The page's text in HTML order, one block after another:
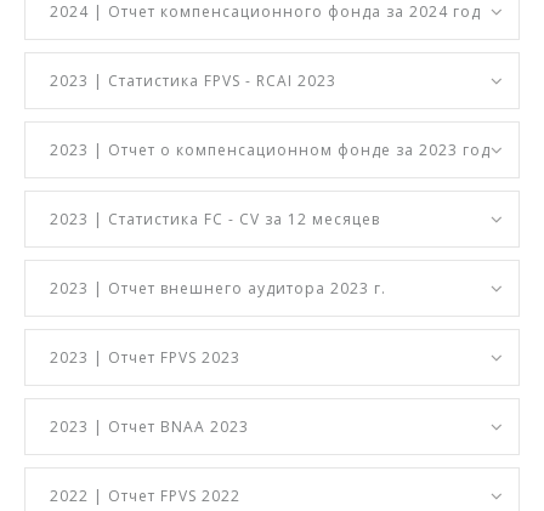
2024 | Отчет компенсационного фонда за 2024 год
2023 | Статистика FPVS - RCAI 2023
2023 | Отчет о компенсационном фонде за 2023 год
2023 | Статистика FC - CV за 12 месяцев
2023 | Отчет внешнего аудитора 2023 г.
2023 | Отчет FPVS 2023
2023 | Отчет BNAA 2023
2022 | Отчет FPVS 2022